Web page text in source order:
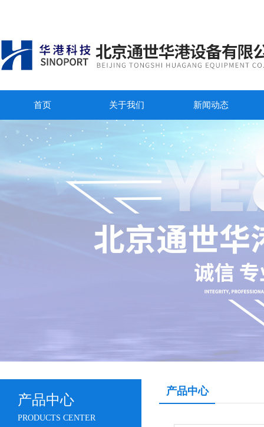
首页 关于我们 新闻动态
产品中心
PRODUCTS CENTER
产品中心